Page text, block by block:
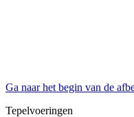
Ga naar het begin van de
Tepelvoeringen